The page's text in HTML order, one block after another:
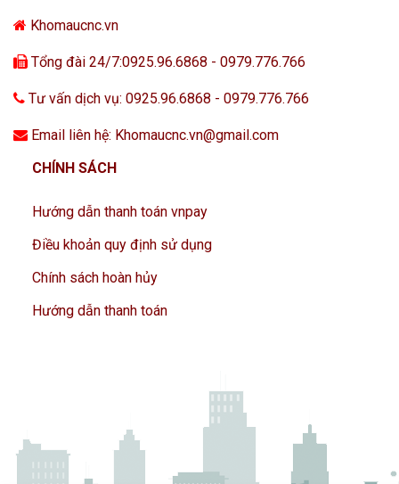
Khomaucnc.vn
Tổng đài 24/7:0925.96.6868 - 0979.776.766
Tư vấn dịch vụ: 0925.96.6868 - 0979.776.766
Email liên hệ: Khomaucnc.vn@gmail.com
CHÍNH SÁCH
Hướng dẫn thanh toán vnpay
Điều khoản quy định sử dụng
Chính sách hoàn hủy
Hướng dẫn thanh toán